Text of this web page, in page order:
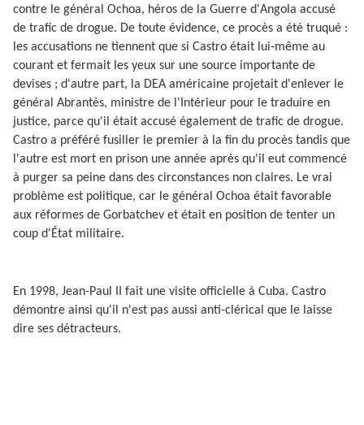
contre le général Ochoa, héros de la Guerre d'Angola accusé
de trafic de drogue. De toute évidence, ce procès a été truqué :
les accusations ne tiennent que si Castro était lui-même au
courant et fermait les yeux sur une source importante de
devises ; d'autre part, la DEA américaine projetait d'enlever le
général Abrantès, ministre de l'Intérieur pour le traduire en
justice, parce qu'il était accusé également de trafic de drogue.
Castro a préféré fusiller le premier à la fin du procès tandis que
l'autre est mort en prison une année après qu'il eut commencé
à purger sa peine dans des circonstances non claires. Le vrai
problème est politique, car le général Ochoa était favorable
aux réformes de Gorbatchev et était en position de tenter un
coup d'État militaire.
En 1998, Jean-Paul II fait une visite officielle à Cuba. Castro
démontre ainsi qu'il n'est pas aussi anti-clérical que le laisse
dire ses détracteurs.